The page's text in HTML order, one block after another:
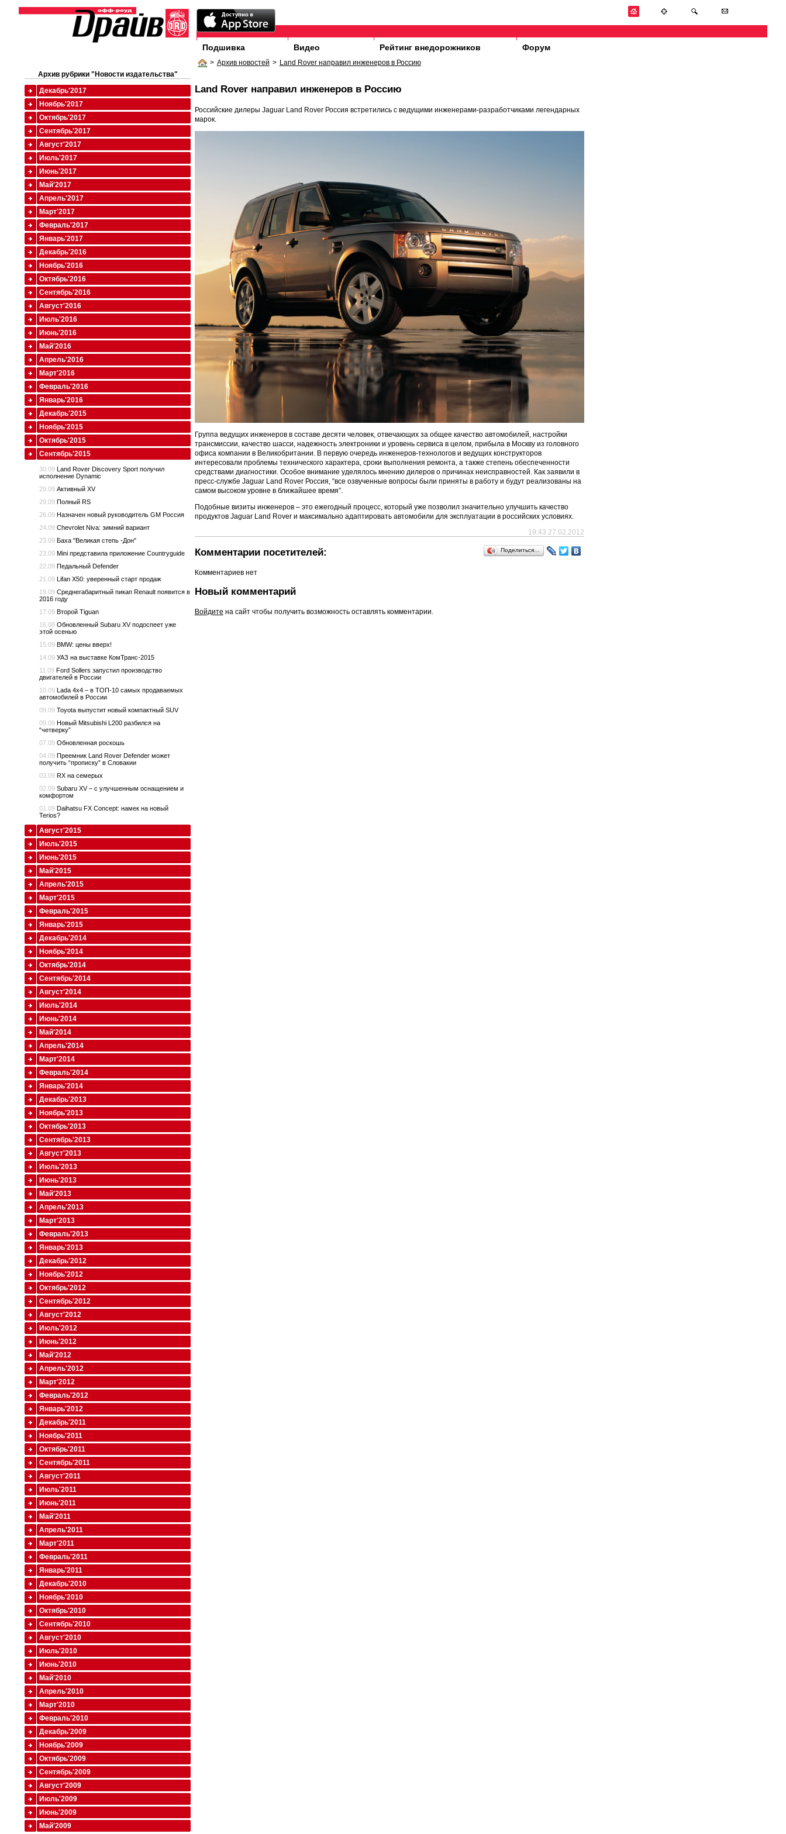
Подшивка Видео Рейтинг внедорожников Форум
> Архив новостей > Land Rover направил инженеров в Россию
Land Rover направил инженеров в Россию
Российские дилеры Jaguar Land Rover Россия встретились с ведущими инженерами-разработчиками легендарных
марок.
Группа ведущих инженеров в составе десяти человек, отвечающих за общее качество автомобилей, настройки
трансмиссии, качество шасси, надежность электроники и уровень сервиса в целом, прибыла в Москву из головного
офиса компании в Великобритании. В первую очередь инженеров-технологов и ведущих конструкторов
интересовали проблемы технического характера, сроки выполнения ремонта, а также степень обеспеченности
средствами диагностики. Особое внимание уделялось мнению дилеров о причинах неисправностей. Как заявили в
пресс-службе Jaguar Land Rover Россия, “все озвученные вопросы были приняты в работу и будут реализованы на
самом высоком уровне в ближайшее время”.
Подобные визиты инженеров – это ежегодный процесс, который уже позволил значительно улучшить качество
продуктов Jaguar Land Rover и максимально адаптировать автомобили для эксплуатации в российских условиях.
19:43 27.02.2012
Поделиться…
Комментарии посетителей:
Комментариев нет
Новый комментарий
Войдите на сайт чтобы получить возможность оставлять комментарии.
Архив рубрики "Новости издательства"
Декабрь'2017
Ноябрь'2017
Октябрь'2017
Сентябрь'2017
Август'2017
Июль'2017
Июнь'2017
Май'2017
Апрель'2017
Март'2017
Февраль'2017
Январь'2017
Декабрь'2016
Ноябрь'2016
Октябрь'2016
Сентябрь'2016
Август'2016
Июль'2016
Июнь'2016
Май'2016
Апрель'2016
Март'2016
Февраль'2016
Январь'2016
Декабрь'2015
Ноябрь'2015
Октябрь'2015
Сентябрь'2015
30.09 Land Rover Discovery Sport получил
исполнение Dynamic
29.09 Активный XV
29.09 Полный RS
26.09 Назначен новый руководитель GM Россия
24.09 Chevrolet Niva: зимний вариант
23.09 Баха "Великая степь -Дон"
23.09 Mini представила приложение Countryguide
22.09 Педальный Defender
21.09 Lifan X50: уверенный старт продаж
19.09 Среднегабаритный пикап Renault появится в
2016 году
17.09 Второй Tiguan
16.09 Обновленный Subaru XV подоспеет уже
этой осенью
15.09 BMW: цены вверх!
14.09 УАЗ на выставке КомТранс-2015
11.09 Ford Sollers запустил производство
двигателей в России
10.09 Lada 4x4 – в ТОП-10 самых продаваемых
автомобилей в России
09.09 Toyota выпустит новый компактный SUV
09.09 Новый Mitsubishi L200 разбился на
“четверку”
07.09 Обновленная роскошь
04.09 Преемник Land Rover Defender может
получить “прописку” в Словакии
03.09 RX на семерых
02.09 Subaru XV – с улучшенным оснащением и
комфортом
01.09 Daihatsu FX Concept: намек на новый
Terios?
Август'2015
Июль'2015
Июнь'2015
Май'2015
Апрель'2015
Март'2015
Февраль'2015
Январь'2015
Декабрь'2014
Ноябрь'2014
Октябрь'2014
Сентябрь'2014
Август'2014
Июль'2014
Июнь'2014
Май'2014
Апрель'2014
Март'2014
Февраль'2014
Январь'2014
Декабрь'2013
Ноябрь'2013
Октябрь'2013
Сентябрь'2013
Август'2013
Июль'2013
Июнь'2013
Май'2013
Апрель'2013
Март'2013
Февраль'2013
Январь'2013
Декабрь'2012
Ноябрь'2012
Октябрь'2012
Сентябрь'2012
Август'2012
Июль'2012
Июнь'2012
Май'2012
Апрель'2012
Март'2012
Февраль'2012
Январь'2012
Декабрь'2011
Ноябрь'2011
Октябрь'2011
Сентябрь'2011
Август'2011
Июль'2011
Июнь'2011
Май'2011
Апрель'2011
Март'2011
Февраль'2011
Январь'2011
Декабрь'2010
Ноябрь'2010
Октябрь'2010
Сентябрь'2010
Август'2010
Июль'2010
Июнь'2010
Май'2010
Апрель'2010
Март'2010
Февраль'2010
Декабрь'2009
Ноябрь'2009
Октябрь'2009
Сентябрь'2009
Август'2009
Июль'2009
Июнь'2009
Май'2009